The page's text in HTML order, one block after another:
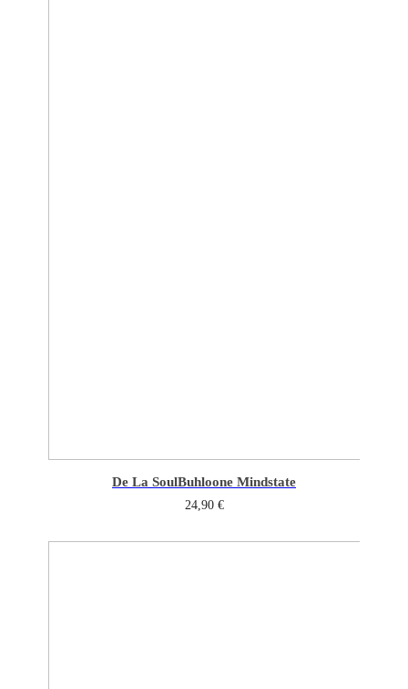
De La SoulBuhloone Mindstate
24,90 €